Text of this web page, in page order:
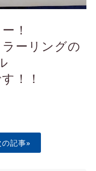
！
ーリングの
！！
の記事»